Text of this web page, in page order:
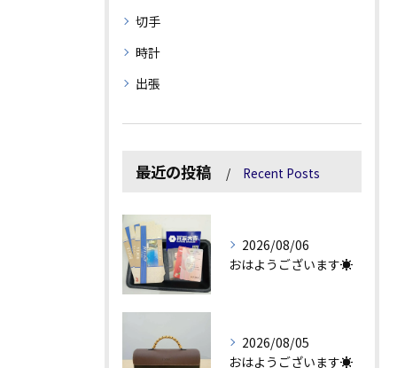
切手
時計
出張
最近の投稿 Recent Posts
2026/08/06
おはようございます☀
2026/08/05
おはようございます☀